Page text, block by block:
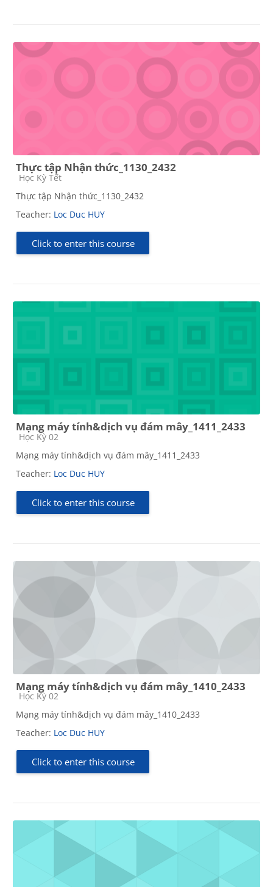
Thực tập Nhận thức_1130_2432
Course category
Học Kỳ Tết
Thực tập Nhận thức_1130_2432
Teacher: Loc Duc HUY
Click to enter this course
Mạng máy tính&dịch vụ đám mây_1411_2433
Course category
Học Kỳ 02
Mạng máy tính&dịch vụ đám mây_1411_2433
Teacher: Loc Duc HUY
Click to enter this course
Mạng máy tính&dịch vụ đám mây_1410_2433
Course category
Học Kỳ 02
Mạng máy tính&dịch vụ đám mây_1410_2433
Teacher: Loc Duc HUY
Click to enter this course